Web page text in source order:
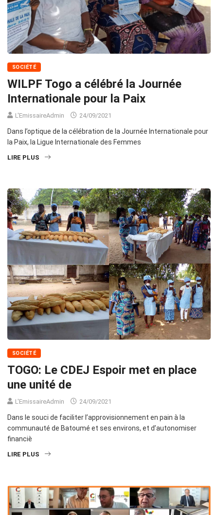
SOCIÉTÉ
WILPF Togo a célébré la Journée
Internationale pour la Paix
L'EmissaireAdmin 24/09/2021
Dans l’optique de la célébration de la Journée Internationale pour
la Paix, la Ligue Internationale des Femmes
LIRE PLUS
SOCIÉTÉ
TOGO: Le CDEJ Espoir met en place
une unité de
L'EmissaireAdmin 24/09/2021
Dans le souci de faciliter l’approvisionnement en pain à la
communauté de Batoumé et ses environs, et d’autonomiser
financiè
LIRE PLUS